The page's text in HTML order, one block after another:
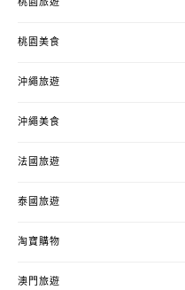
桃園旅遊
桃園美食
沖繩旅遊
沖繩美食
法國旅遊
泰國旅遊
淘寶購物
澳門旅遊